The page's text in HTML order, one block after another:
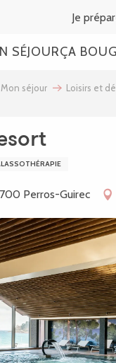
Je
SÉJOURÇA
Mon séjour Loisirs et
Perros-Guirec